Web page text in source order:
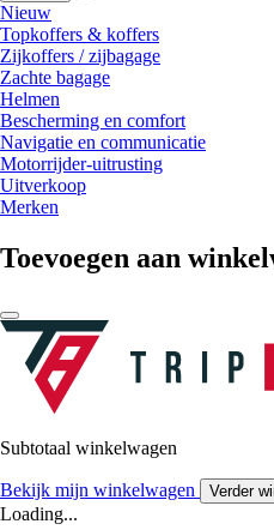
Nieuw
Topkoffers & koffers
Zijkoffers / zijbagage
Zachte bagage
Helmen
Bescherming en comfort
Navigatie en communicatie
Motorrijder-uitrusting
Uitverkoop
Merken
Toevoegen aan
Subtotaal winkelwagen
Bekijk mijn winkelwagen Verder
Loading...